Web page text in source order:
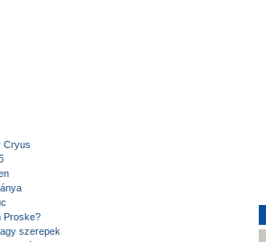
Cryus
Proske?
szerepek